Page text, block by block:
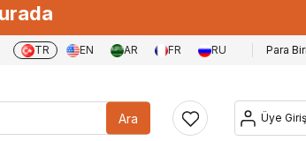
TR EN AR FR RU Para
Ara Üye